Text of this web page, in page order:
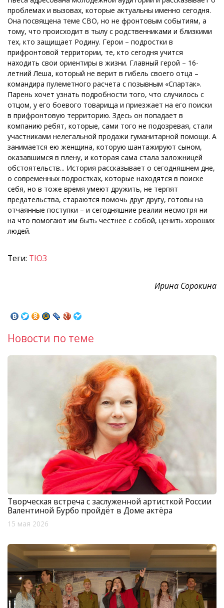
проблемах и вызовах, которые актуальны именно сегодня.
Она посвящена теме СВО, но не фронтовым событиям, а
тому, что происходит в тылу с родственниками и близкими
тех, кто защищает Родину. Герои – подростки в
прифронтовой территории, те, кто сегодня учится
находить свои ориентиры в жизни. Главный герой – 16-
летний Леша, который не верит в гибель своего отца –
командира пулеметного расчета с позывным «Спартак».
Парень хочет узнать подробности того, что случилось с
отцом, у его боевого товарища и приезжает на его поиски
в прифронтовую территорию. Здесь он попадает в
компанию ребят, которые, сами того не подозревая, стали
участниками нелегальной продажи гуманитарной помощи. А
занимается ею женщина, которую шантажируют сыном,
оказавшимся в плену, и которая сама стала заложницей
обстоятельств... История рассказывает о сегодняшнем дне,
о современных подростках, которые находятся в поиске
себя, но в тоже время умеют дружить, не терпят
предательства, стараются помочь друг другу, готовы на
отчаянные поступки – и сегодняшние реалии несмотря ни
на что помогают им быть честнее с собой, ценить хороших
людей.
Теги: ТЮЗ
Ирина Сорокина
Новости по теме
Творческая встреча с заслуженной артисткой России
Валентиной Бурбо пройдёт в Доме актёра
15 мая 2026